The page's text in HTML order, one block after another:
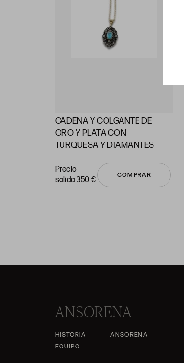
CADENA Y COLGANTE DE
ORO Y PLATA CON
TURQUESA Y DIAMANTES
Precio
salida 350 €
COMPRAR
ANSORENA
HISTORIA
ANSORENA
EQUIPO